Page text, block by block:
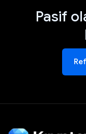
Pasif